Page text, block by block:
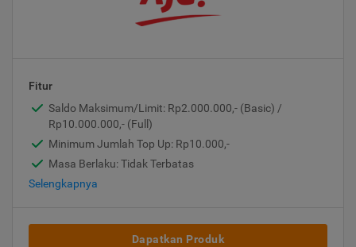
Fitur
Saldo Maksimum/Limit: Rp2.000.000,- (Basic) /
Rp10.000.000,- (Full)
Minimum Jumlah Top Up: Rp10.000,-
Masa Berlaku: Tidak Terbatas
Selengkapnya
Dapatkan Produk